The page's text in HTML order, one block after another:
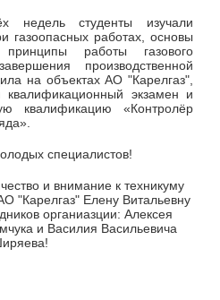
недель студенты изучали
газоопасных работах, основы
работы газового
производственной
на объектах АО "Карелгаз",
квалификационный экзамен и
квалификацию «Контролёр
специалистов!
и внимание к техникуму
"Карелгаз" Елену Витальевну
органиазции: Алексея
и Василия Васильевича